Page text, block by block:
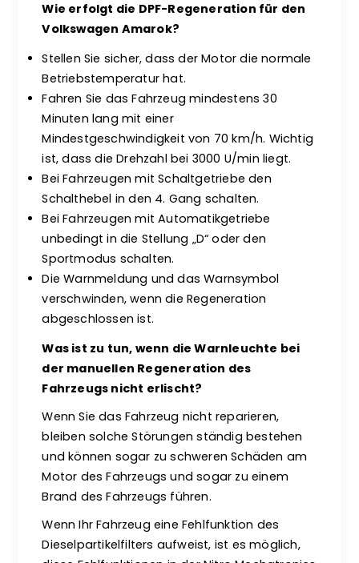
Wie erfolgt die DPF-Regeneration für den
Volkswagen Amarok?
Stellen Sie sicher, dass der Motor die normale
Betriebstemperatur hat.
Fahren Sie das Fahrzeug mindestens 30
Minuten lang mit einer
Mindestgeschwindigkeit von 70 km/h. Wichtig
ist, dass die Drehzahl bei 3000 U/min liegt.
Bei Fahrzeugen mit Schaltgetriebe den
Schalthebel in den 4. Gang schalten.
Bei Fahrzeugen mit Automatikgetriebe
unbedingt in die Stellung „D“ oder den
Sportmodus schalten.
Die Warnmeldung und das Warnsymbol
verschwinden, wenn die Regeneration
abgeschlossen ist.
Was ist zu tun, wenn die Warnleuchte bei
der manuellen Regeneration des
Fahrzeugs nicht erlischt?
Wenn Sie das Fahrzeug nicht reparieren,
bleiben solche Störungen ständig bestehen
und können sogar zu schweren Schäden am
Motor des Fahrzeugs und sogar zu einem
Brand des Fahrzeugs führen.
Wenn Ihr Fahrzeug eine Fehlfunktion des
Dieselpartikelfilters aufweist, ist es möglich,